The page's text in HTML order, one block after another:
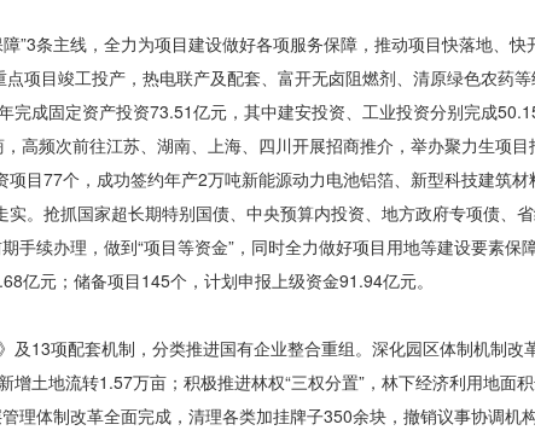
”3条主线，全力为项目建设做好各项服务保障，推动项目快落地、
项目竣工投产，热电联产及配套、富开无卤阻燃剂、清原绿色农药
完成固定资产投资73.51亿元，其中建安投资、工业投资分别完成
高频次前往江苏、湖南、上海、四川开展招商推介，举办聚力生项
目77个，成功签约年产2万吨新能源动力电池铝箔、新型科技建筑
。抢抓国家超长期特别国债、中央预算内投资、地方政府专项债、
续办理，做到“项目等资金”，同时全力做好项目用地等建设要素保
亿元；储备项目145个，计划申报上级资金91.94亿元。
及13项配套机制，分类推进国有企业整合重组。深化园区体制机制改
土地流转1.57万亩；积极推进林权“三权分置”，林下经济利用地面
体制改革全面完成，清理各类加挂牌子350余块，撤销议事协调机